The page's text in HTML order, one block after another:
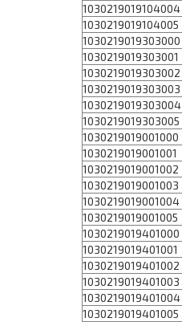
1030219019104004
1030219019104005
1030219019303000
1030219019303001
1030219019303002
1030219019303003
1030219019303004
1030219019303005
1030219019001000
1030219019001001
1030219019001002
1030219019001003
1030219019001004
1030219019001005
1030219019401000
1030219019401001
1030219019401002
1030219019401003
1030219019401004
1030219019401005